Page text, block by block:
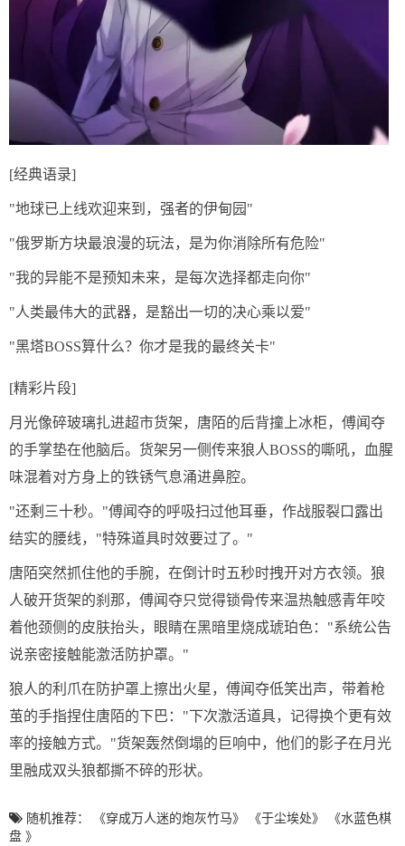
[经典语录]
"地球已上线欢迎来到，强者的伊甸园"
"俄罗斯方块最浪漫的玩法，是为你消除所有危险"
"我的异能不是预知未来，是每次选择都走向你"
"人类最伟大的武器，是豁出一切的决心乘以爱"
"黑塔BOSS算什么？你才是我的最终关卡"
[精彩片段]
月光像碎玻璃扎进超市货架，唐陌的后背撞上冰柜，傅闻夺
的手掌垫在他脑后。货架另一侧传来狼人BOSS的嘶吼，血腥
味混着对方身上的铁锈气息涌进鼻腔。
"还剩三十秒。"傅闻夺的呼吸扫过他耳垂，作战服裂口露出
结实的腰线，"特殊道具时效要过了。"
唐陌突然抓住他的手腕，在倒计时五秒时拽开对方衣领。狼
人破开货架的刹那，傅闻夺只觉得锁骨传来温热触感青年咬
着他颈侧的皮肤抬头，眼睛在黑暗里烧成琥珀色："系统公告
说亲密接触能激活防护罩。"
狼人的利爪在防护罩上擦出火星，傅闻夺低笑出声，带着枪
茧的手指捏住唐陌的下巴："下次激活道具，记得换个更有效
率的接触方式。"货架轰然倒塌的巨响中，他们的影子在月光
里融成双头狼都撕不碎的形状。
随机推荐： 《穿成万人迷的炮灰竹马》 《于尘埃处》
《水蓝色棋
盘 》